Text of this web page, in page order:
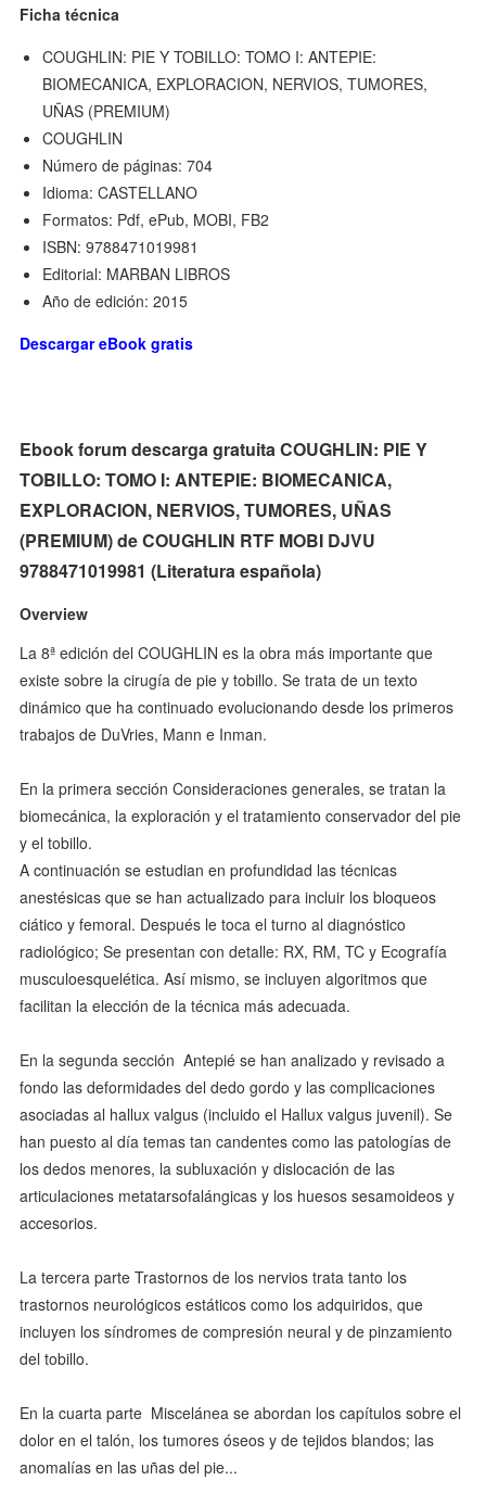
Ficha técnica
COUGHLIN: PIE Y TOBILLO: TOMO I: ANTEPIE:
BIOMECANICA, EXPLORACION, NERVIOS, TUMORES,
UÑAS (PREMIUM)
COUGHLIN
Número de páginas: 704
Idioma: CASTELLANO
Formatos: Pdf, ePub, MOBI, FB2
ISBN: 9788471019981
Editorial: MARBAN LIBROS
Año de edición: 2015
Descargar eBook gratis
Ebook forum descarga gratuita COUGHLIN: PIE Y
TOBILLO: TOMO I: ANTEPIE: BIOMECANICA,
EXPLORACION, NERVIOS, TUMORES, UÑAS
(PREMIUM) de COUGHLIN RTF MOBI DJVU
9788471019981 (Literatura española)
Overview
La 8ª edición del COUGHLIN es la obra más importante que
existe sobre la cirugía de pie y tobillo. Se trata de un texto
dinámico que ha continuado evolucionando desde los primeros
trabajos de DuVries, Mann e Inman.
En la primera sección Consideraciones generales, se tratan la
biomecánica, la exploración y el tratamiento conservador del pie
y el tobillo.
A continuación se estudian en profundidad las técnicas
anestésicas que se han actualizado para incluir los bloqueos
ciático y femoral. Después le toca el turno al diagnóstico
radiológico; Se presentan con detalle: RX, RM, TC y Ecografía
musculoesquelética. Así mismo, se incluyen algoritmos que
facilitan la elección de la técnica más adecuada.
En la segunda sección  Antepié se han analizado y revisado a
fondo las deformidades del dedo gordo y las complicaciones
asociadas al hallux valgus (incluido el Hallux valgus juvenil). Se
han puesto al día temas tan candentes como las patologías de
los dedos menores, la subluxación y dislocación de las
articulaciones metatarsofalángicas y los huesos sesamoideos y
accesorios.
La tercera parte Trastornos de los nervios trata tanto los
trastornos neurológicos estáticos como los adquiridos, que
incluyen los síndromes de compresión neural y de pinzamiento
del tobillo.
En la cuarta parte  Miscelánea se abordan los capítulos sobre el
dolor en el talón, los tumores óseos y de tejidos blandos; las
anomalías en las uñas del pie...